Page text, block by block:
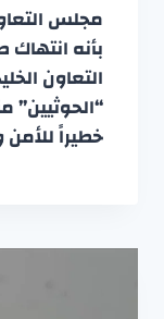
مجلس
بأنه
التعاون
“الحوثيين”
خطيراً للأمن